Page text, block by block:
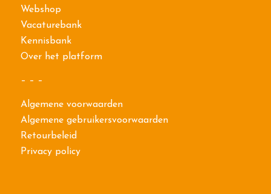
Webshop
Vacaturebank
Kennisbank
Over het platform
– – –
Algemene voorwaarden
Algemene gebruikersvoorwaarden
Retourbeleid
Privacy policy